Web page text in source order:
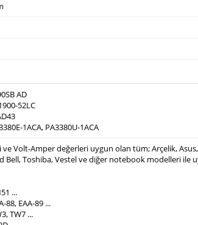
AD
52LC
1ACA, PA3380U-1ACA
ve Volt-Amper değerleri uygun olan tüm; Arçelik,
Bell, Toshiba, Vestel ve diğer notebook modelleri ile
...
88, EAA-89 ...
TW7 ...